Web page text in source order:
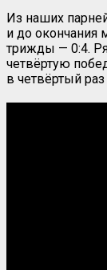
Из наших
и до окончания
трижды — 0:4.
четвёртую
в четвёртый